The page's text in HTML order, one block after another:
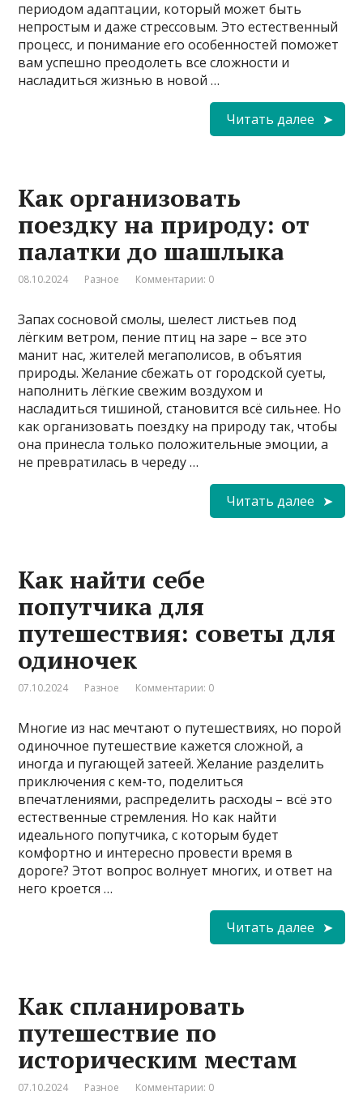
периодом адаптации, который может быть
непростым и даже стрессовым. Это естественный
процесс, и понимание его особенностей поможет
вам успешно преодолеть все сложности и
насладиться жизнью в новой …
Читать далее
Как организовать
поездку на природу: от
палатки до шашлыка
08.10.2024 Разное Комментарии: 0
Запах сосновой смолы, шелест листьев под
лёгким ветром, пение птиц на заре – все это
манит нас, жителей мегаполисов, в объятия
природы. Желание сбежать от городской суеты,
наполнить лёгкие свежим воздухом и
насладиться тишиной, становится всё сильнее. Но
как организовать поездку на природу так, чтобы
она принесла только положительные эмоции, а
не превратилась в череду …
Читать далее
Как найти себе
попутчика для
путешествия: советы для
одиночек
07.10.2024 Разное Комментарии: 0
Многие из нас мечтают о путешествиях, но порой
одиночное путешествие кажется сложной, а
иногда и пугающей затеей. Желание разделить
приключения с кем-то, поделиться
впечатлениями, распределить расходы – всё это
естественные стремления. Но как найти
идеального попутчика, с которым будет
комфортно и интересно провести время в
дороге? Этот вопрос волнует многих, и ответ на
него кроется …
Читать далее
Как спланировать
путешествие по
историческим местам
07.10.2024 Разное Комментарии: 0